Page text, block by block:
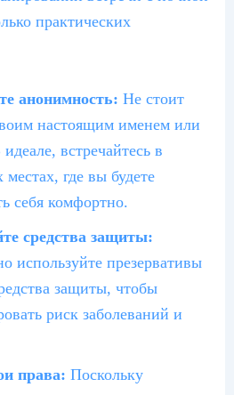
практических
анонимность: Не стоит
настоящим именем или
встречайтесь в
где вы будете
себя комфортно.
средства защиты:
используйте презервативы
защиты, чтобы
риск заболеваний и
права: Поскольку